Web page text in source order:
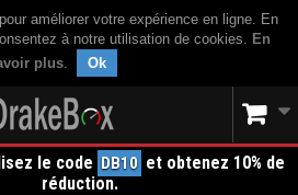
améliorer votre expérience en ligne. En
à notre utilisation de cookies. En
plus. Ok
le code DB10 et obtenez 10% de
réduction.